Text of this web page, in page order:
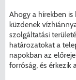
000 Ft
alábbi
Ahogy a hírekben
küzdenek
szolgáltatási
határozatokat a
napokban az
forróság, és érkezik